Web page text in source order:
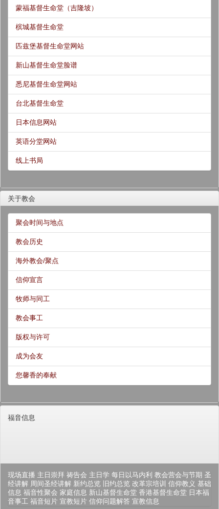
蒙福基督生命堂（吉隆坡）
槟城基督生命堂
匹兹堡基督生命堂网站
新山基督生命堂脸谱
悉尼基督生命堂网站
台北基督生命堂
日本信息网站
英语分堂网站
线上书局
关于教会
聚会时间与地点
教会历史
海外教会/聚点
信仰宣言
牧师与同工
教会事工
版权与许可
成为会友
您馨香的奉献
福音信息
现场直播 主日崇拜 祷告会 主日学 每日以马内利 教会营会与节期 圣
经讲解 周间圣经讲解 新约总览 旧约总览 改革宗培训 信仰教义 基础
信息 福音性聚会 家庭信息 新山基督生命堂 香港基督生命堂 日本福
音事工 福音短片 宣教短片 信仰问题解答 宣教信息